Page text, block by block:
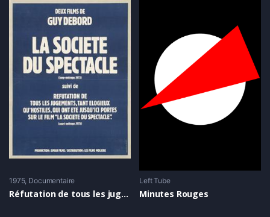
1975 Documentaire
Réfutation de tous les jugements, tant élogieux qu’hostiles, qui ont été jusqu’ici portés sur le film ‘La société du spectacle’
Left Tube
Minutes Rouges